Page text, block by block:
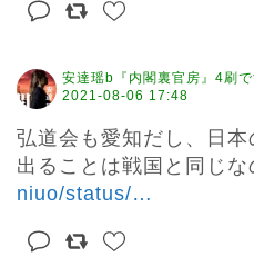
安達瑶b『内閣裏官房』4刷
2021-08-06 17:48
弘道会も愛知だし、日
出ることは戦国と同じな
niuo/status/…